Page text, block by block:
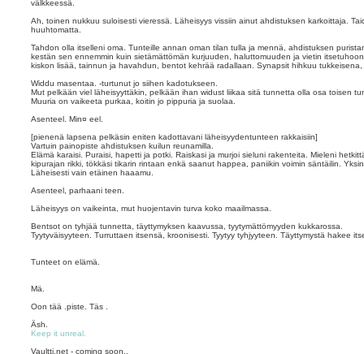
välkkeessä.
Ah, toinen nukkuu suloisesti vieressä. Läheisyys vissiin ainut ahdistuksen karkoittaja.
huuhtomatta.
Tahdon olla itselleni oma. Tunteille annan oman tilan tulla ja mennä, ahdistuksen
kestän sen ennemmin kuin sietämättömän kurjuuden, haluttomuuden ja vietin
kiskon lisää, tainnun ja havahdun, bentot kehrää radallaan. Synapsit hihkuu
Widdu masentaa. -turtunut jo siihen kadotukseen.
Mut pelkään viel läheisyyttäkin, pelkään ihan widust liikaa sitä tunnetta olla osa toisen
Muuria on vaikeeta purkaa, koitin jo pippuria ja suolaa.
Asenteel. Min¤ eel.
[pienenä lapsena pelkäsin eniten kadottavani läheisyydentunteen rakkaisiin]
Vartuin painopiste ahdistuksen kuilun reunamilla.
Elämä karaisi. Puraisi, hapetti ja potki. Raiskasi ja murjoi sieluni rakenteita. Mieleni
kipurajan rikki, tökkäsi tikarin rintaan enkä saanut happea, paniikin voimin säntäilin.
Läheisesti vain etäinen haaamu.
Asenteel, parhaani teen.
Läheisyys on vaikeinta, mut huojentavin turva koko maailmassa.
Bentsot on tyhjää tunnetta, täyttymyksen kaavussa, tyytymättömyyden kukkarossa.
Tyytyväisyyteen. Turruttaen itsensä, kroonisesti. Tyytyy tyhjyyteen. Täyttymystä hakee
Tunteet on elämä.
Mä.
Oon tää .piste. Täs .
Äsh.
Keep it unreal.
Vaultti.net - coming soon..